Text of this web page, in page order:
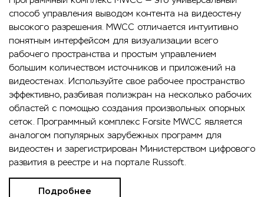
способ управления выводом контента на видеостену
высокого разрешения. MWCC отличается интуитивно
понятным интерфейсом для визуализации всего
рабочего пространства и простым управлением
большим количеством источников и приложений на
видеостенах. Используйте свое рабочее пространство
эффективно, разбивая полиэкран на несколько рабочих
областей с помощью создания произвольных опорных
сеток. Программный комплекс Forsite MWCC является
аналогом популярных зарубежных программ для
видеостен и зарегистрирован Министерством цифрового
развития в реестре и на портале Russoft.
Подробнее